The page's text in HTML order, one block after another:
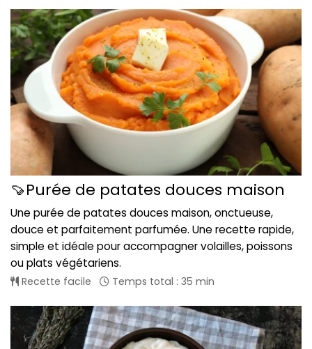
🍠Purée de patates douces maison
Une purée de patates douces maison, onctueuse,
douce et parfaitement parfumée. Une recette rapide,
simple et idéale pour accompagner volailles, poissons
ou plats végétariens.
Recette facile Temps total : 35 min